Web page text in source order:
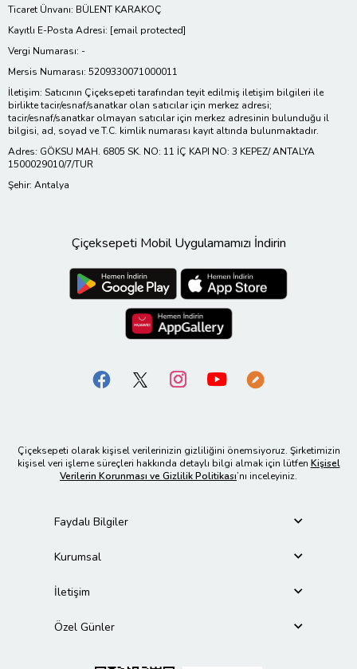
Ticaret Ünvanı: BÜLENT KARAKOÇ
Kayıtlı E-Posta Adresi: [email protected]
Vergi Numarası: -
Mersis Numarası: 5209330071000011
İletişim: Satıcının Çiçeksepeti tarafından teyit edilmiş iletişim bilgileri ile
birlikte tacir/esnaf/sanatkar olan satıcılar için merkez adresi;
tacir/esnaf/sanatkar olmayan satıcılar için merkez adresinin bulunduğu il
bilgisi, ad, soyad ve T.C. kimlik numarası kayıt altında bulunmaktadır.
Adres: GÖKSU MAH. 6805 SK. NO: 11 İÇ KAPI NO: 3 KEPEZ/ ANTALYA
1500029010/7/TUR
Şehir: Antalya
Çiçeksepeti Mobil Uygulamamızı İndirin
Çiçeksepeti olarak kişisel verilerinizin gizliliğini önemsiyoruz. Şirketimizin
kişisel veri işleme süreçleri hakkında detaylı bilgi almak için lütfen Kişisel
Verilerin Korunması ve Gizlilik Politikası’nı inceleyiniz.
Faydalı Bilgiler
Kurumsal
İletişim
Özel Günler